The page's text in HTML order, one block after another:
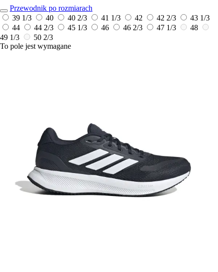
Przewodnik po rozmiarach
39 1/3
40 40 2/3 41 1/3 42 42 2/3
43 1/3
44
44 2/3 45 1/3 46 46 2/3 47 1/3
48
49 1/3
50 2/3
To pole jest wymagane